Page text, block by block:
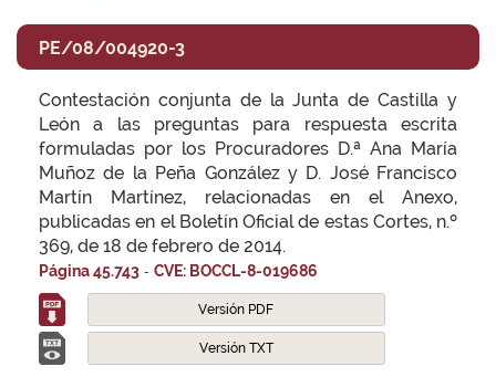
PE/08/004920-3
Contestación conjunta de la Junta de Castilla y
León a las preguntas para respuesta escrita
formuladas por los Procuradores D.ª Ana María
Muñoz de la Peña González y D. José Francisco
Martín Martínez, relacionadas en el Anexo,
publicadas en el Boletín Oficial de estas Cortes, n.º
369, de 18 de febrero de 2014.
Página 45.743 - CVE: BOCCL-8-019686
Versión PDF
Versión TXT